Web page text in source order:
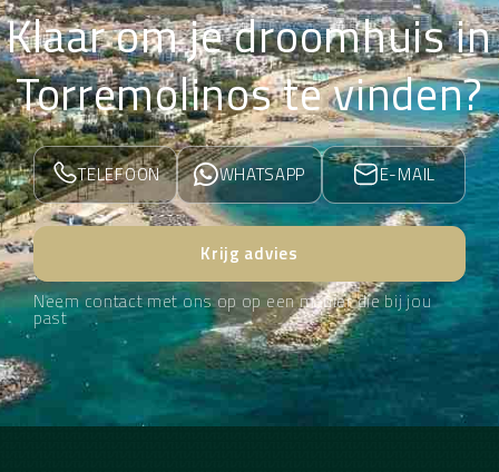
Klaar om je droomhuis in
Torremolinos te vinden?
TELEFOON WHATSAPP E-MAIL
Krijg advies
Neem contact met ons op op een manier die bij jou
past